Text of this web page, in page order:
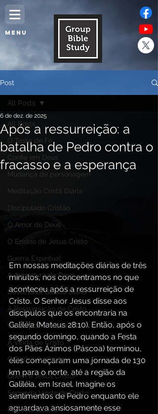
MENU
Post
All Posts
O Teste de Fé
Confie em Deus
Mudança de personagem
Meditação Cristã Diária
Discipulado Cristão
O Amor de Deus
O Ensino de Jesus Cristo
Guerra Espiritual
A Armadura de Deus,
Devocional Bíblico Diário
A Ressurreição de Cristo
Vida Após a Morte
A Vinda de Cristo
O Poder de Cristo
Quem é Jesus Cristo?
Segunda Vinda de Cristo
Profecia Bíblica
All Posts
Após a ressurreição: a
batalha de Pedro contra o
fracasso e a esperança
6 de dez. de 2025
Em nossas meditações diárias de três
minutos, nos concentramos no que
aconteceu após a ressurreição de
Cristo. O Senhor Jesus disse aos
discípulos que os encontraria na
Galiléia (Mateus 28:10). Então, após o
segundo domingo, quando a Festa
dos Pães Ázimos (Páscoa) terminou,
eles começaram uma jornada de 130
km para o norte, até a região da
Galiléia, em Israel. Imagine os
sentimentos de Pedro enquanto ele
aguardava ansiosamente esse